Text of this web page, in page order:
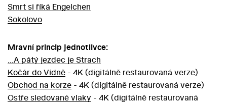
Smrt si říká Engelchen
Sokolovo
Mravní princip jednotlivce:
...A pátý jezdec je Strach
Kočár do Vídně - 4K (digitálně restaurovaná verze)
Obchod na korze - 4K (digitálně restaurovaná verze)
Ostře sledované vlaky - 4K (digitálně restaurovaná